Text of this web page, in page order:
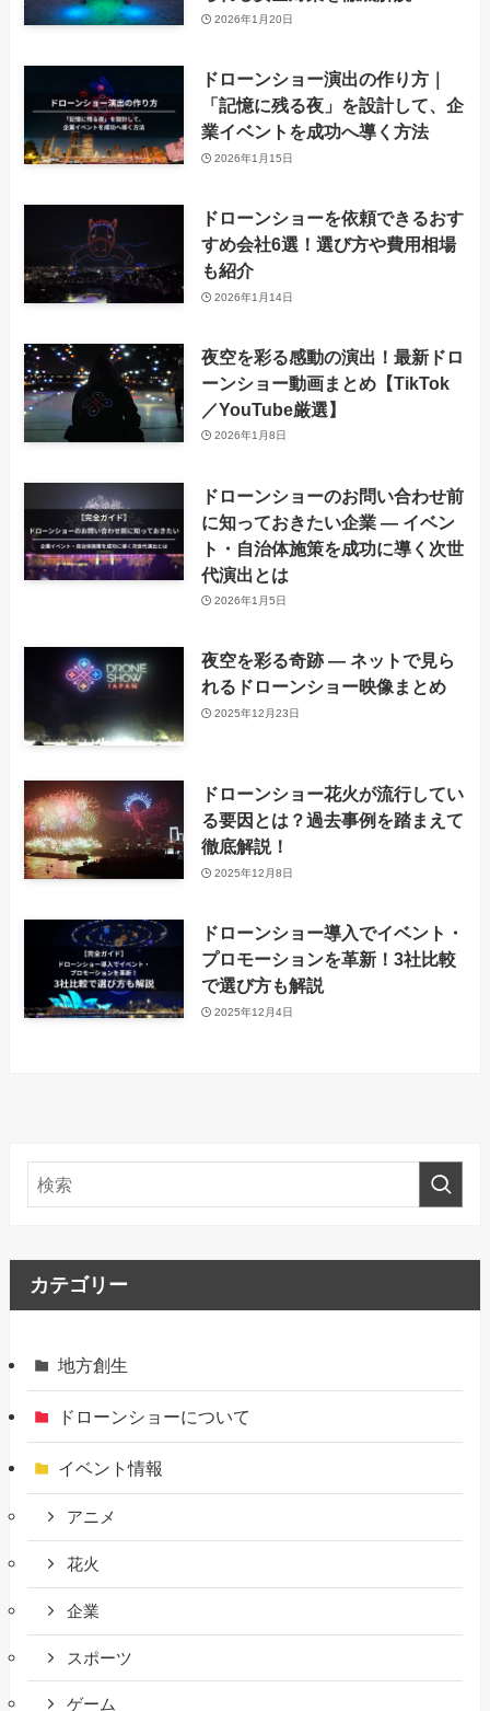
2026年1月20日
ドローンショー演出の作り方｜
「記憶に残る夜」を設計して、企
業イベントを成功へ導く方法
2026年1月15日
ドローンショーを依頼できるおす
すめ会社6選！選び方や費用相場
も紹介
2026年1月14日
夜空を彩る感動の演出！最新ドロ
ーンショー動画まとめ【TikTok
／YouTube厳選】
2026年1月8日
ドローンショーのお問い合わせ前
に知っておきたい企業 ― イベン
ト・自治体施策を成功に導く次世
代演出とは
2026年1月5日
夜空を彩る奇跡 — ネットで見ら
れるドローンショー映像まとめ
2025年12月23日
ドローンショー花火が流行してい
る要因とは？過去事例を踏まえて
徹底解説！
2025年12月8日
ドローンショー導入でイベント・
プロモーションを革新！3社比較
で選び方も解説
2025年12月4日
カテゴリー
地方創生
ドローンショーについて
イベント情報
アニメ
花火
企業
スポーツ
ゲーム